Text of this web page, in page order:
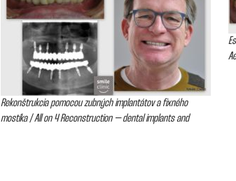
Rekonštrukcia pomocou zubných implantátov a fixného
mostíka / All on 4 Reconstruction – dental implants and